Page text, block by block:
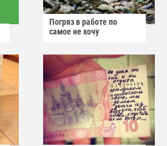
Погряз в работе по
самое не хочу